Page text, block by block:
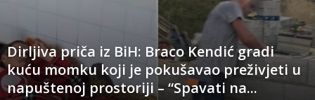
Dirljiva priča iz BiH: Braco Kendić gradi
kuću momku koji je pokušavao preživjeti u
napuštenoj prostoriji – “Spavati na...